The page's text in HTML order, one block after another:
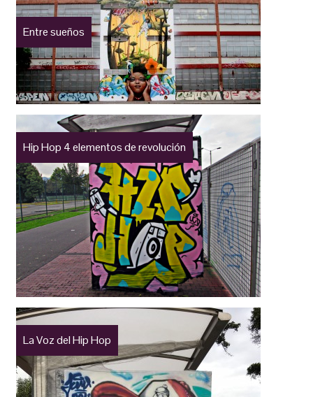
Entre sueños
Hip Hop 4 elementos de revolución
La Voz del Hip Hop